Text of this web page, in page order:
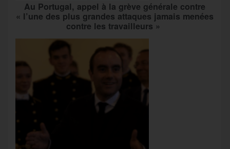
Au Portugal, appel à la grève générale contre
« l’une des plus grandes attaques jamais menées
contre les travailleurs »